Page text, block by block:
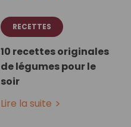
RECETTES
10 recettes originales
de légumes pour le
soir
Lire la suite